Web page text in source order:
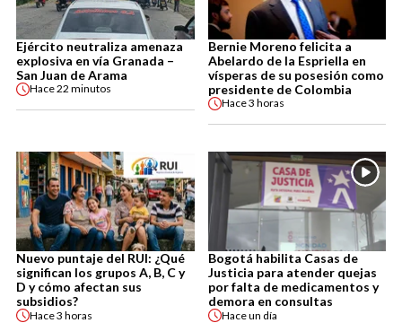
Ejército neutraliza amenaza
explosiva en vía Granada –
San Juan de Arama
Hace22 minutos
Bernie Moreno felicita a
Abelardo de la Espriella en
vísperas de su posesión como
presidente de Colombia
Hace3 horas
Nuevo puntaje del RUI: ¿Qué
significan los grupos A, B, C y
D y cómo afectan sus
subsidios?
Hace3 horas
Bogotá habilita Casas de
Justicia para atender quejas
por falta de medicamentos y
demora en consultas
Haceun día